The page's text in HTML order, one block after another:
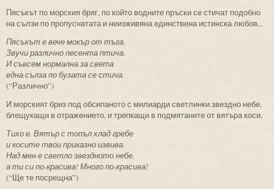
Пясъкът по морския бряг, по който водните пръски се стичат подобно
на сълзи по пропуснатата и неизживяна единствена истинска любов...
Пясъкът е вече мокър от тъга.
Звучи различно песента птича.
И съвсем нормална за света
една сълза по бузата се стича.
(“Различно”)
И морският бриз под обсипаното с милиарди светлинки звездно небе,
блещукащи в отражението, и трепкащи в подмятаните от вятъра коси.
Тихо е. Вятър с топъл хлад гребе
и косите твои приказно извива.
Над мен е светло звездното небе,
а ти си по-красива! Много по-красива!
(“Ще те посрещна”)